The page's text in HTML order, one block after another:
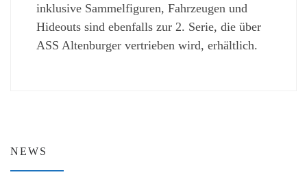
inklusive Sammelfiguren, Fahrzeugen und
Hideouts sind ebenfalls zur 2. Serie, die über
ASS Altenburger vertrieben wird, erhältlich.
NEWS